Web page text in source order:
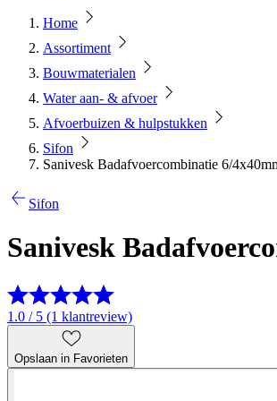
Home
Assortiment
Bouwmaterialen
Water aan- & afvoer
Afvoerbuizen & hulpstukken
Sifon
Sanivesk Badafvoercombinatie 6/
Sifon
Sanivesk
1.0 / 5 (1 klantreview)
Opslaan in Favorieten